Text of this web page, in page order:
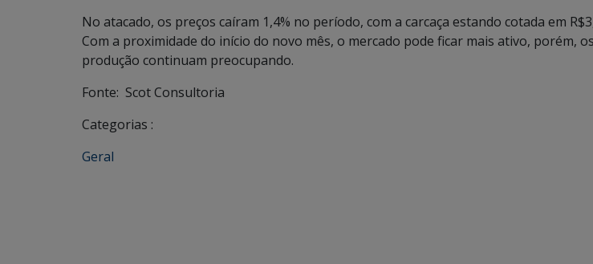
No atacado, os preços caíram 1,4% no período, com a carcaça estando cotada em
Com a proximidade do início do novo mês, o mercado pode ficar mais ativo, porém,
produção continuam preocupando.
Fonte: Scot Consultoria
Categorias :
Geral